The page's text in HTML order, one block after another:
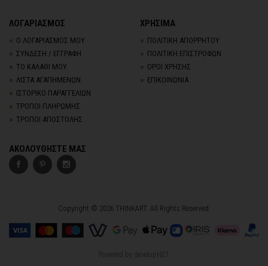
ΛΟΓΑΡΙΑΣΜΟΣ
Ο ΛΟΓΑΡΙΑΣΜΟΣ ΜΟΥ
ΣΥΝΔΕΣΗ / ΕΓΓΡΑΦΗ
ΤΟ ΚΑΛΑΘΙ ΜΟΥ
ΛΙΣΤΑ ΑΓΑΠΗΜΕΝΩΝ
ΙΣΤΟΡΙΚΟ ΠΑΡΑΓΓΕΛΙΩΝ
ΤΡΟΠΟΙ ΠΛΗΡΩΜΗΣ
ΤΡΟΠΟΙ ΑΠΟΣΤΟΛΗΣ
ΧΡΗΣΙΜΑ
ΠΟΛΙΤΙΚΗ ΑΠΟΡΡΗΤΟΥ
ΠΟΛΙΤΙΚΗ ΕΠΙΣΤΡΟΦΩΝ
ΟΡΟΙ ΧΡΗΣΗΣ
ΕΠΙΚΟΙΝΩΝΙΑ
ΑΚΟΛΟΥΘΗΣΤΕ ΜΑΣ
Copyright © 2026 THINKART. All Rights Reserved.
Powered by developNET